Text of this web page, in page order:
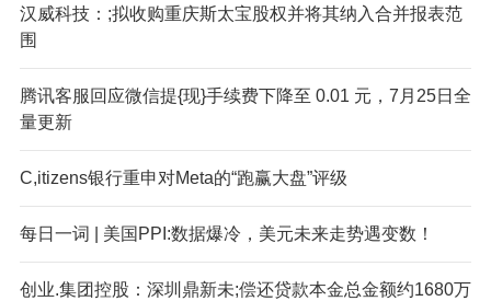
汉威科技：;拟收购重庆斯太宝股权并将其纳入合并报表范
围
腾讯客服回应微信提{现}手续费下降至 0.01 元，7月25日全
量更新
C,itizens银行重申对Meta的“跑赢大盘”评级
每日一词 | 美国PPI:数据爆冷，美元未来走势遇变数！
创业.集团控股：深圳鼎新未;偿还贷款本金总金额约1680万